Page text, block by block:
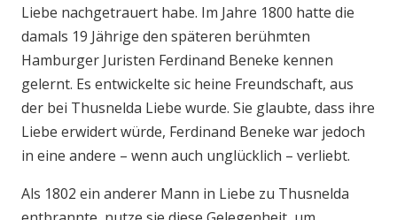
Liebe nachgetrauert habe. Im Jahre 1800 hatte die
damals 19 Jährige den späteren berühmten
Hamburger Juristen Ferdinand Beneke kennen
gelernt. Es entwickelte sic heine Freundschaft, aus
der bei Thusnelda Liebe wurde. Sie glaubte, dass ihre
Liebe erwidert würde, Ferdinand Beneke war jedoch
in eine andere – wenn auch unglücklich – verliebt.
Als 1802 ein anderer Mann in Liebe zu Thusnelda